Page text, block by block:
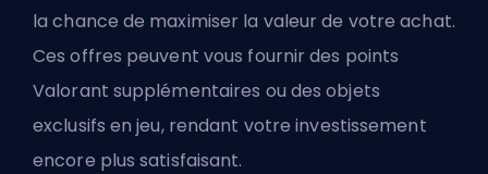
la chance de maximiser la valeur de votre achat.
Ces offres peuvent vous fournir des points
Valorant supplémentaires ou des objets
exclusifs en jeu, rendant votre investissement
encore plus satisfaisant.